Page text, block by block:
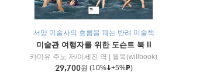
서양 미술사의 흐름을 꿰는 반려 미술책
미술관 여행자를 위한 도슨트 북 II
카미유 주노 저/이세진 역
윌북(willbook)
29,700원 (10% +5% )